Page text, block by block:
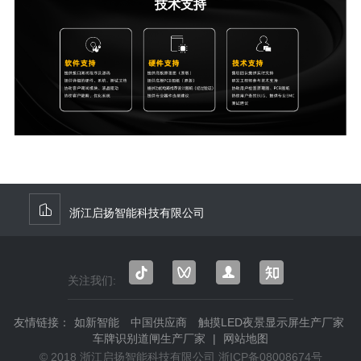
技术支持
浙江启扬智能科技有限公司
关注我们:
号
号
友情链接： 如新智能 中国供应商
触摸LED夜景显示屏生产厂家
车牌识别道闸生产厂家
|
网站地图
© 2018 浙江启扬智能科技有限公司 浙ICP备08008674号